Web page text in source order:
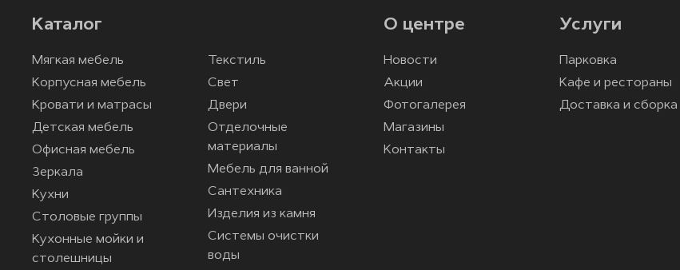
Каталог
Мягкая мебель
Корпусная мебель
Кровати и матрасы
Детская мебель
Офисная мебель
Зеркала
Кухни
Столовые группы
Кухонные мойки и
столешницы
Текстиль
Свет
Двери
Отделочные
материалы
Мебель для ванной
Сантехника
Изделия из камня
Системы очистки
воды
О центре
Новости
Акции
Фотогалерея
Магазины
Контакты
Услуги
Парковка
Кафе и рестораны
Доставка и сборка